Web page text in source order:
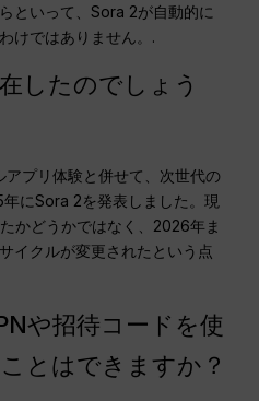
といって、Sora 2が自動的に
けではありません。.
したのでしょう
プリ体験と併せて、次世代の
にSora 2を発表しました。現
かどうかではなく、2026年ま
イクルが変更されたという点
や招待コードを使
とはできますか？